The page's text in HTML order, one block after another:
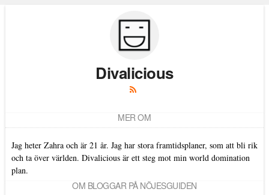
Divalicious
MER OM
Jag heter Zahra och är 21 år. Jag har stora framtidsplaner, som att bli rik
och ta över världen. Divalicious är ett steg mot min world domination
plan.
OM BLOGGAR PÅ NÖJESGUIDEN